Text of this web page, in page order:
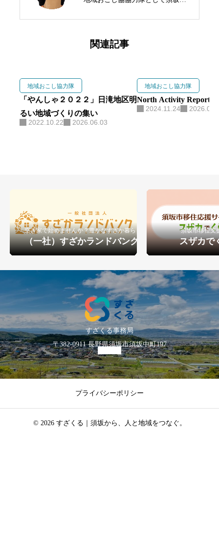
峰の原高原を拠点に、生ハムブラ
おこし協力隊の経験を活かし、
食・観光・森林を軸に地域づくり
に取り組んでいます。
関連記事
地域おこし協力隊
「やんしゃ２０２２」日滝地区明
るい地域づくりの集い
2022.10.22 2026.06.03
地域おこし協力隊
North Activity Report
2024.11.24
空き家で始めませんか？豊かなすざか暮らし
（一社）すざかランドバンク
須坂市移住支
スザカで
すざくる事務局
〒382-0911 長野県須坂市須坂中町197
プライバシーポリシー
© 2026 すざくる｜須坂から、人と地域をつなぐ。